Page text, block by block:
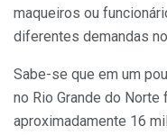
maqueiros ou
diferentes demandas
Sabe-se que em um
no Rio Grande do
aproximadamente 16